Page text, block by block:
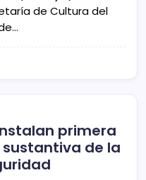
de Cultura del
instalan primera
de la